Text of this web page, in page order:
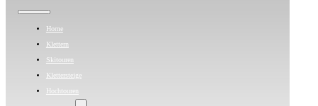
Home
Klettern
Skitouren
Klettersteige
Hochtouren